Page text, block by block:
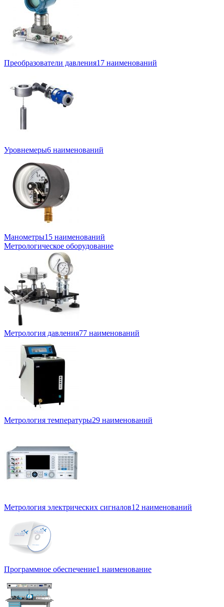
Преобразователи давления17 наименований
Уровнемеры6 наименований
Манометры15 наименований
Метрологическое оборудование
Метрология давления77 наименований
Метрология температуры29 наименований
Метрология электрических сигналов12 наименований
Программное обеспечение1 наименование